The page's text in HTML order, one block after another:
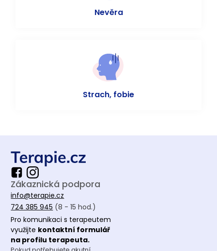
Nevěra
Strach, fobie
Zákaznická podpora
info@terapie.cz
724 385 945 (8 - 15 hod.)
Pro komunikaci s terapeutem
využijte kontaktní formulář
na profilu terapeuta.